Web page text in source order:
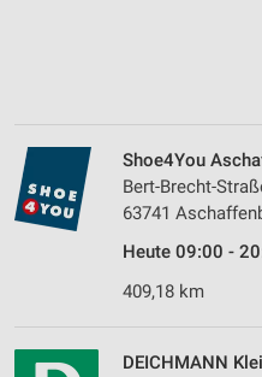
Shoe4You
Bert-Brecht-
63741
Heute 09:00 -
409,18 km
DEICHMANN